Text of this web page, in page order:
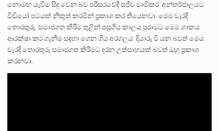
නොමඟ යැවීම සිදු වෙන බව පරිසරවේදී සජීව චාමිකර අන්තර්ජාලයට
විඩියෝ පටයක් නිකුත් කරමින් ප්‍රකාශ කර තියෙනවා. මෙම වැරදි
තොරතුරු සමාජගත කිරීම තුළින් පසුගිය කාලය පුරාවට මෙම ශාකය
ආරක්ෂා කර ගැනීම සඳහා ගෙන ගිය අරගලය දියාරු වී යන බවත් මෙය
වැරදි තොරතුරු සමාජගත කිරීමට දරන උත්සාහයක් බවත් ඔහු ප්‍රකාශ
කරනවා.